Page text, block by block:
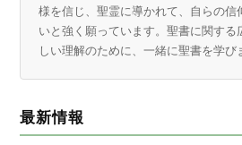
様を信じ、聖霊に導かれて、自らの信
いと強く願っています。聖書に関する
しい理解のために、一緒に聖書を学び
最新情報